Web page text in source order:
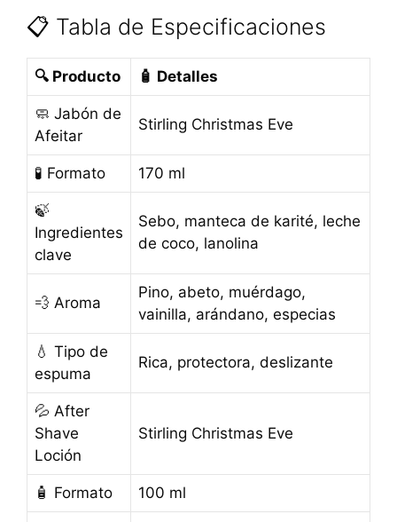
📋 Tabla de Especificaciones
🔍 Producto 🧴 Detalles
🧼 Jabón de
Afeitar
Stirling Christmas Eve
🧪 Formato 170 ml
🍃
Ingredientes
clave
Sebo, manteca de karité, leche
de coco, lanolina
💨 Aroma
Pino, abeto, muérdago,
vainilla, arándano, especias
💧 Tipo de
espuma
Rica, protectora, deslizante
💦 After
Shave
Loción
Stirling Christmas Eve
🧴 Formato 100 ml